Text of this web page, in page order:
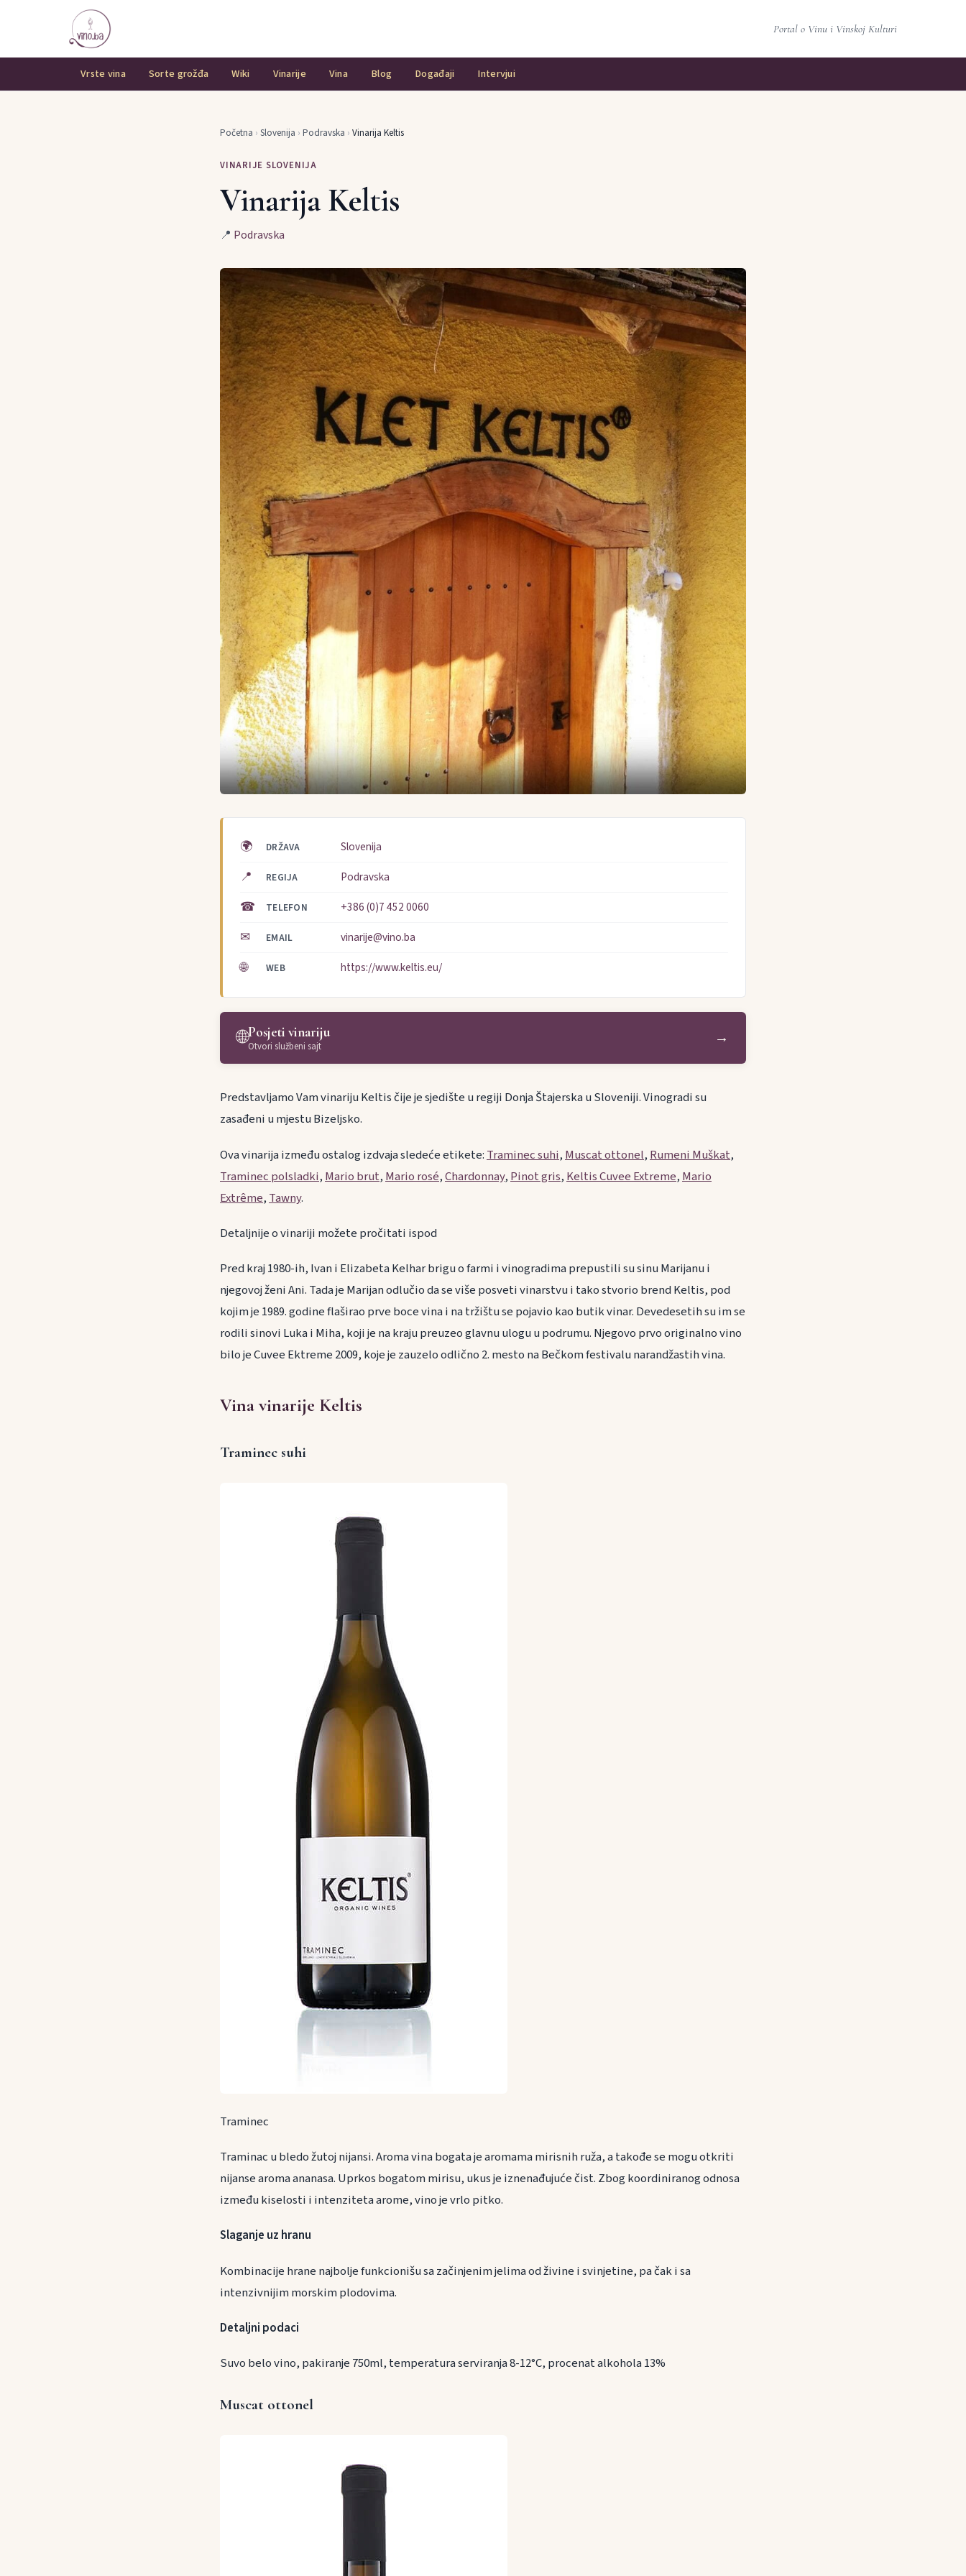
Portal o Vinu i Vinskoj Kulturi
Vrste vina Sorte grožđa Wiki Vinarije Vina Blog Događaji Intervjui
Početna › Slovenija › Podravska › Vinarija Keltis
VINARIJE SLOVENIJA
Vinarija Keltis
📍 Podravska
🌍 DRŽAVA Slovenija
📍 REGIJA Podravska
☎ TELEFON +386 (0)7 452 0060
✉ EMAIL vinarije@vino.ba
🌐 WEB https://www.keltis.eu/
🌐Posjeti vinariju
Otvori službeni sajt →
Predstavljamo Vam vinariju Keltis čije je sjedište u regiji Donja Štajerska u Sloveniji. Vinogradi su
zasađeni u mjestu Bizeljsko.
Ova vinarija između ostalog izdvaja sledeće etikete: Traminec suhi, Muscat ottonel, Rumeni Muškat,
Traminec polsladki, Mario brut, Mario rosé,Chardonnay, Pinot gris, Keltis Cuvee Extreme, Mario
Extrême, Tawny.
Detaljnije o vinariji možete pročitati ispod
Pred kraj 1980-ih, Ivan i Elizabeta Kelhar brigu o farmi i vinogradima prepustili su sinu Marijanu i
njegovoj ženi Ani. Tada je Marijan odlučio da se više posveti vinarstvu i tako stvorio brend Keltis, pod
kojim je 1989. godine flaširao prve boce vina i na tržištu se pojavio kao butik vinar. Devedesetih su im se
rodili sinovi Luka i Miha, koji je na kraju preuzeo glavnu ulogu u podrumu. Njegovo prvo originalno vino
bilo je Cuvee Ektreme 2009, koje je zauzelo odlično 2. mesto na Bečkom festivalu narandžastih vina.
Vina vinarije Keltis
Traminec suhi
Traminec
Traminac u bledo žutoj nijansi. Aroma vina bogata je aromama mirisnih ruža, a takođe se mogu otkriti
nijanse aroma ananasa. Uprkos bogatom mirisu, ukus je iznenađujuće čist. Zbog koordiniranog odnosa
između kiselosti i intenziteta arome, vino je vrlo pitko.
Slaganje uz hranu
Kombinacije hrane najbolje funkcionišu sa začinjenim jelima od živine i svinjetine, pa čak i sa
intenzivnijim morskim plodovima.
Detaljni podaci
Suvo belo vino, pakiranje 750ml, temperatura serviranja 8-12°C, procenat alkohola 13%
Muscat ottonel